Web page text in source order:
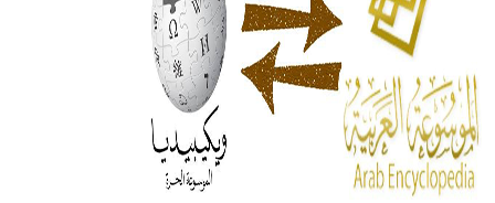
- هل تعلم أن المرجان إفراز حيواني يتكون في البحر ويتركب
من مادة كربونات الكلسيوم، وهو أحمر أو شديد الحمرة وهو
أجود أنواعه، ويمتاز بكبر الحجم ويسمى الش